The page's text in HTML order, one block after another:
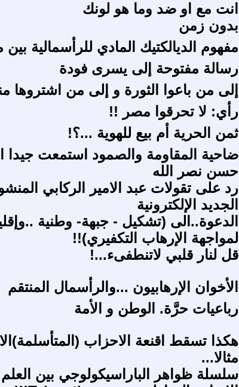
انت مع او ضد وما هو لونك
بدون زمن
مفهوم الديالكتيك المادي للرأسمالية
رسالة مفتوحة إلى يسرى فودة
إلى من باعوا الثورة و إلى من اشتروها
رأي: لا تحرقوا مصر !!
ثمن الحرية أم بيع للهوية ...؟!
ضاحية المقاومة والصمود استمعت جيدا
حسن نصر الله
رد على تقولات عبد الامير الركابي
الجديد الإلكترونية
الدعوة..الى (تشكيل - جبهة- وطنية
لمواجهة الإرهاب التكفيري)!!
قل لنار قلبي لاتنطفىء...!
الأخوان الإرهابيون ...والرأسمال المنتقم
رباعيات حرَّة. الوطن و الأمة
هكذا تسقط اقنعة الاحزاب
مثالا...